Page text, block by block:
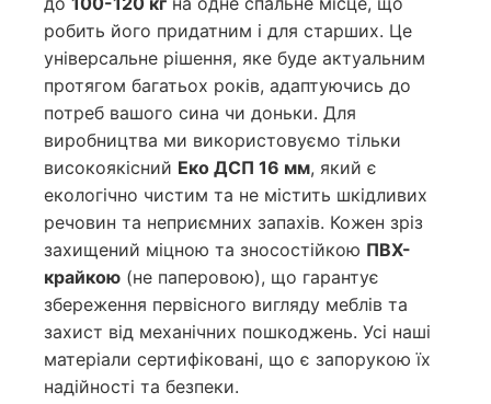
робить його придатним і для старших. Це
універсальне рішення, яке буде актуальним
протягом багатьох років, адаптуючись до
потреб вашого сина чи доньки. Для
виробництва ми використовуємо тільки
високоякісний Еко ДСП 16 мм, який є
екологічно чистим та не містить шкідливих
речовин та неприємних запахів. Кожен зріз
захищений міцною та зносостійкою ПВХ-
крайкою (не паперовою), що гарантує
збереження первісного вигляду меблів та
захист від механічних пошкоджень. Усі наші
матеріали сертифіковані, що є запорукою їх
надійності та безпеки.